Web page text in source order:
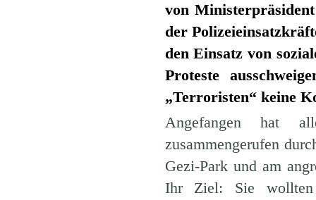
von
der
den Einsatz von
Proteste
„Terroristen“ keine
Angefangen hat
zusammengerufen
Gezi-Park und am
Ihr Ziel: Sie wollten